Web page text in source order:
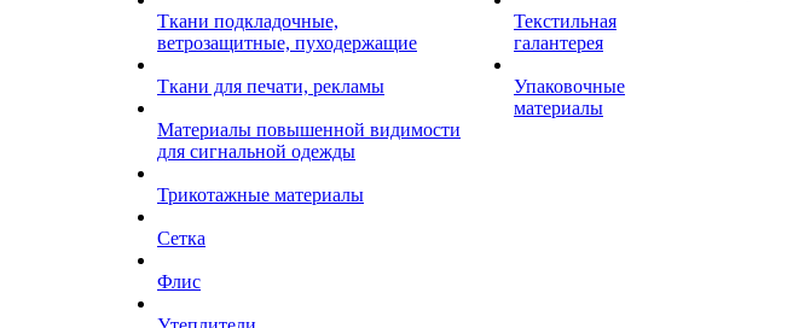
Ткани подкладочные,
ветрозащитные, пуходержащие
Ткани для печати, рекламы
Материалы повышенной видимости
для сигнальной одежды
Трикотажные материалы
Сетка
Флис
Текстильная
галантерея
Упаковочные
материалы